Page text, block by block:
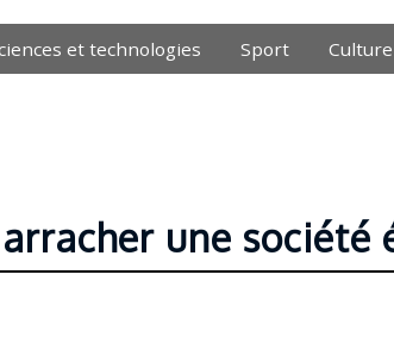
et technologies Sport Culture
une société